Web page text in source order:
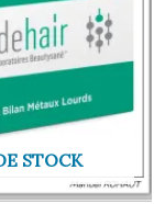
STOCK